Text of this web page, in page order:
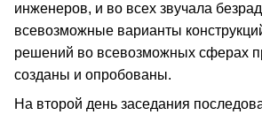
инженеров, и во всех звучала
всевозможные варианты
решений во всевозможных сферах
созданы и опробованы.
На второй день заседания